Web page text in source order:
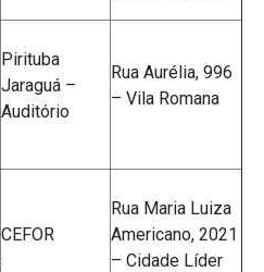
Pirituba
Jaraguá –
Auditório
Rua Aurélia, 996
– Vila Romana
CEFOR
Rua Maria Luiza
Americano, 2021
– Cidade Líder